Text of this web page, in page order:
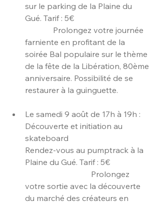
sur le parking de la Plaine du
Gué. Tarif : 5€
              Prolongez votre journée
farniente en profitant de la
soirée Bal populaire sur le thème
de la fête de la Libération, 80ème
anniversaire. Possibilité de se
restaurer à la guinguette.
Le samedi 9 août de 17h à 19h :
Découverte et initiation au
skateboard
Rendez-vous au pumptrack à la
Plaine du Gué. Tarif : 5€
                                 Prolongez
votre sortie avec la découverte
du marché des créateurs en